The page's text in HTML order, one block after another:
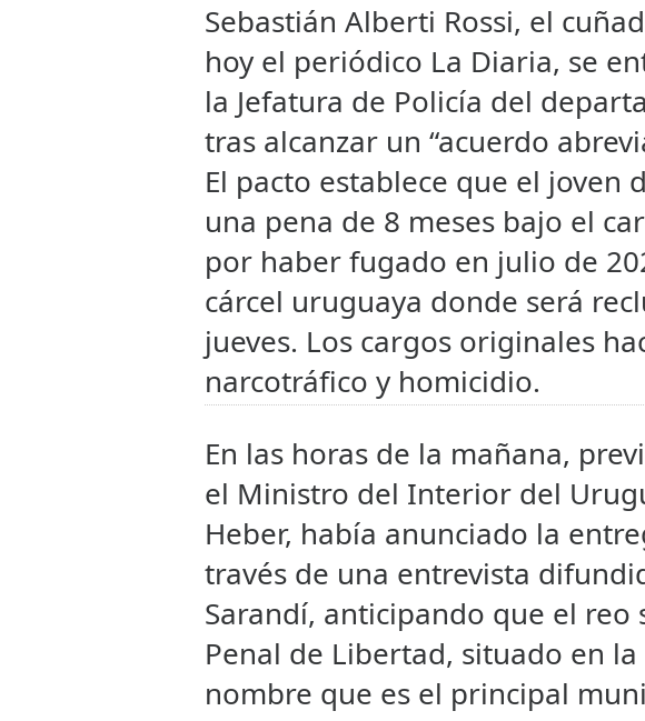
Sebastián Alberti Rossi, el
hoy el periódico La Diaria, se
la Jefatura de Policía del
tras alcanzar un “acuerdo
El pacto establece que el joven
una pena de 8 meses bajo el
por haber fugado en julio de
cárcel uruguaya donde será
jueves. Los cargos originales
narcotráfico y homicidio.
En las horas de la mañana,
el Ministro del Interior del
Heber, había anunciado la
través de una entrevista
Sarandí, anticipando que el reo
Penal de Libertad, situado en
nombre que es el principal